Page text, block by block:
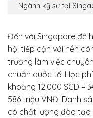
Ngành kỹ sư tại
Đến với Singapore để
hội tiếp cận với nền
trường làm việc
chuẩn quốc tế. Học
khoảng 12.000 SGD –
586 triệu VNĐ. Danh
có chất lượng đào